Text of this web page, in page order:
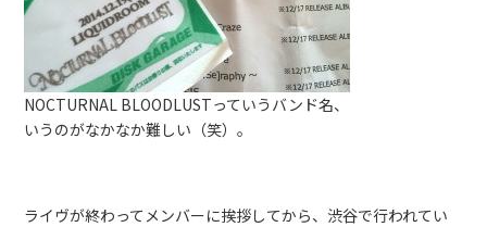
NOCTURNAL BLOODLUSTっていうバンド名、
いうのがなかなか難しい（笑）。
ライヴが終わってメンバーに挨拶してから、渋谷で行われてい